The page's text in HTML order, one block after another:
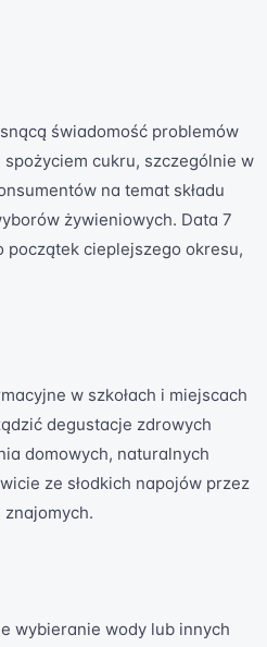
świadomość problemów
cukru, szczególnie w
na temat składu
żywieniowych. Data 7
początek cieplejszego okresu,
w szkołach i miejscach
degustacje zdrowych
domowych, naturalnych
ze słodkich napojów przez
znajomych.
wybieranie wody lub innych